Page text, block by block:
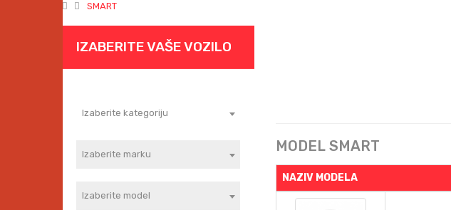
SMART
IZABERITE VAŠE VOZILO
Izaberite kategoriju
Izaberite marku
Izaberite model
MODEL SMART
NAZIV MODELA